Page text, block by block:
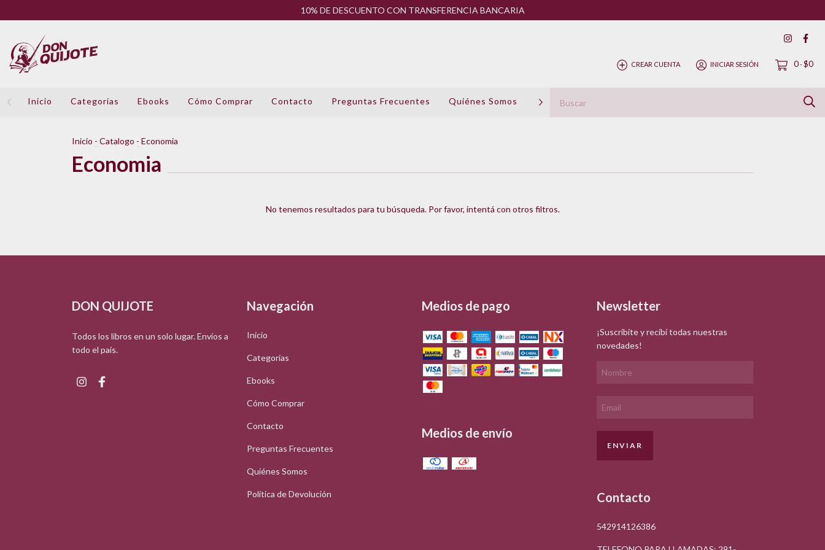
10% DE DESCUENTO CON TRANSFERENCIA BANCARIA
CREAR CUENTA INICIAR SESIÓN 0-$0
Inicio Categorías Ebooks Cómo Comprar Contacto Preguntas Frecuentes Quiénes Somos Política de Devolución
Inicio - Catalogo - Economia
Economia
No tenemos resultados para tu búsqueda. Por favor, intentá con otros filtros.
DON QUIJOTE
Todos los libros en un solo lugar. Envíos a
todo el país.
Navegación
Inicio
Categorías
Ebooks
Cómo Comprar
Contacto
Preguntas Frecuentes
Quiénes Somos
Política de Devolución
Medios de pago
Medios de envío
Newsletter
¡Suscribite y recibí todas nuestras
novedades!
Contacto
542914126386